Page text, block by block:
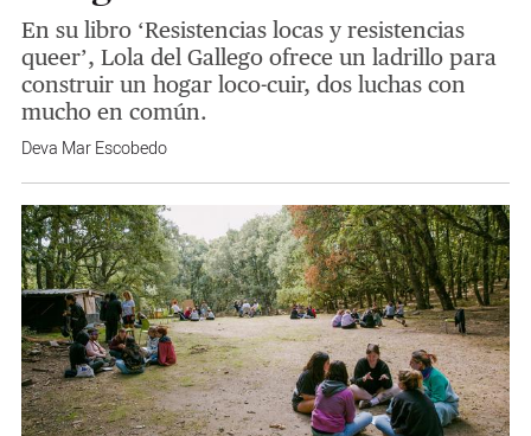
En su libro ‘Resistencias locas y resistencias
queer’, Lola del Gallego ofrece un ladrillo para
construir un hogar loco-cuir, dos luchas con
mucho en común.
Deva Mar Escobedo